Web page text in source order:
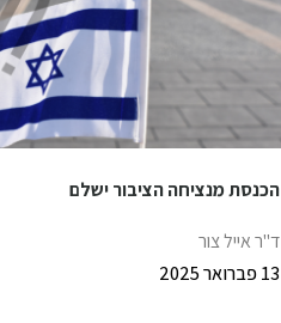
הכנסת מנציחה הציבור ישלם
ד"ר אייל צור
13 פברואר 2025